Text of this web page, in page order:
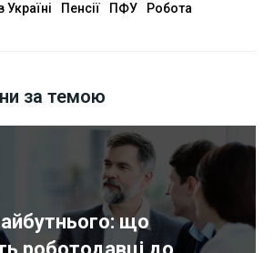
Україні Пенсії ПФУ
Робота
за темою
що